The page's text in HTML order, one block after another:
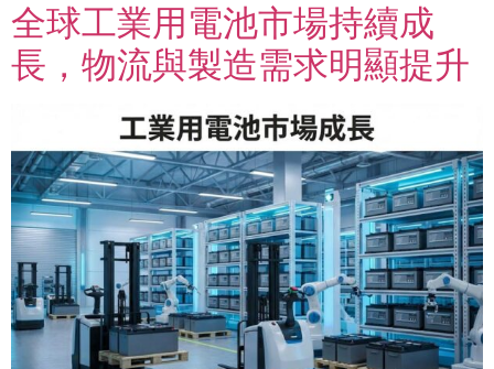
全球工業用電池市場持續成
長，物流與製造需求明顯提升